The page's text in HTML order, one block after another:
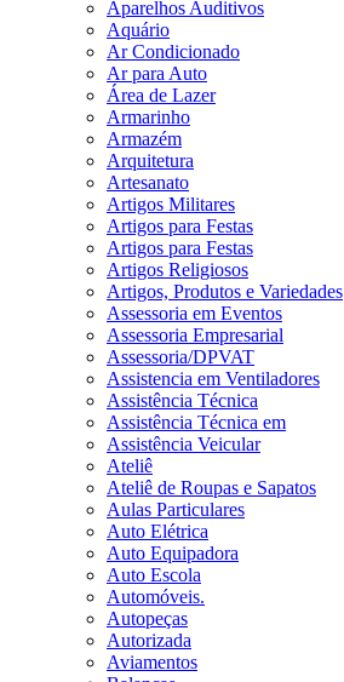
Aparelhos Auditivos
Aquário
Ar Condicionado
Ar para Auto
Área de Lazer
Armarinho
Armazém
Arquitetura
Artesanato
Artigos Militares
Artigos para Festas
Artigos para Festas
Artigos Religiosos
Artigos, Produtos e Variedades
Assessoria em Eventos
Assessoria Empresarial
Assessoria/DPVAT
Assistencia em Ventiladores
Assistência Técnica
Assistência Técnica em
Assistência Veicular
Ateliê
Ateliê de Roupas e Sapatos
Aulas Particulares
Auto Elétrica
Auto Equipadora
Auto Escola
Automóveis.
Autopeças
Autorizada
Aviamentos